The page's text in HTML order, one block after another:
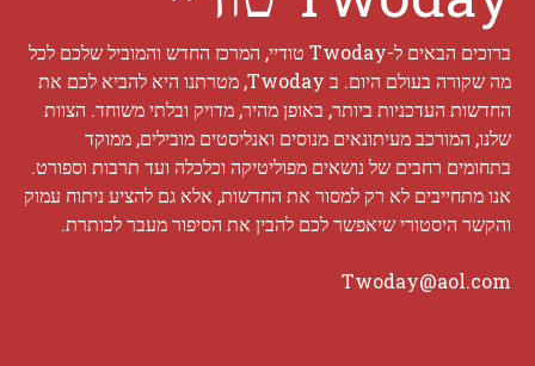
ברוכים הבאים ל-Twoday טודיי, המרכז החדש והמוביל שלכם לכל
מה שקורה בעולם היום. ב Twoday, מטרתנו היא להביא לכם את
החדשות העדכניות ביותר, באופן מהיר, מדויק ובלתי משוחד. הצוות
שלנו, המורכב מעיתונאים מנוסים ואנליסטים מובילים, ממוקד
בתחומים רחבים של נושאים מפוליטיקה וכלכלה ועד תרבות וספורט.
אנו מתחייבים לא רק למסור את החדשות, אלא גם להציע ניתוח עמוק
והקשר היסטורי שיאפשר לכם להבין את הסיפור מעבר לכותרת.
Twoday@aol.com